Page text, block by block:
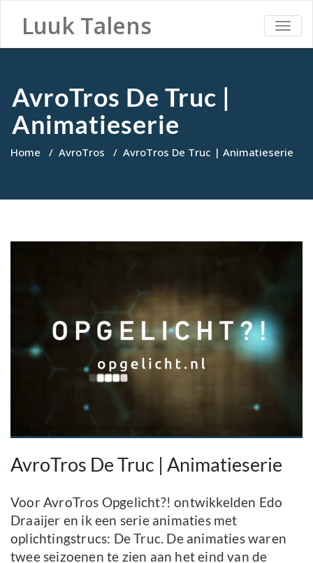
Luuk Talens
AvroTros De Truc |
Animatieserie
Home / AvroTros / AvroTros De Truc | Animatieserie
AvroTros De Truc | Animatieserie
Voor AvroTros Opgelicht?! ontwikkelden Edo
Draaijer en ik een serie animaties met
oplichtingstrucs: De Truc. De animaties waren
twee seizoenen te zien aan het eind van de